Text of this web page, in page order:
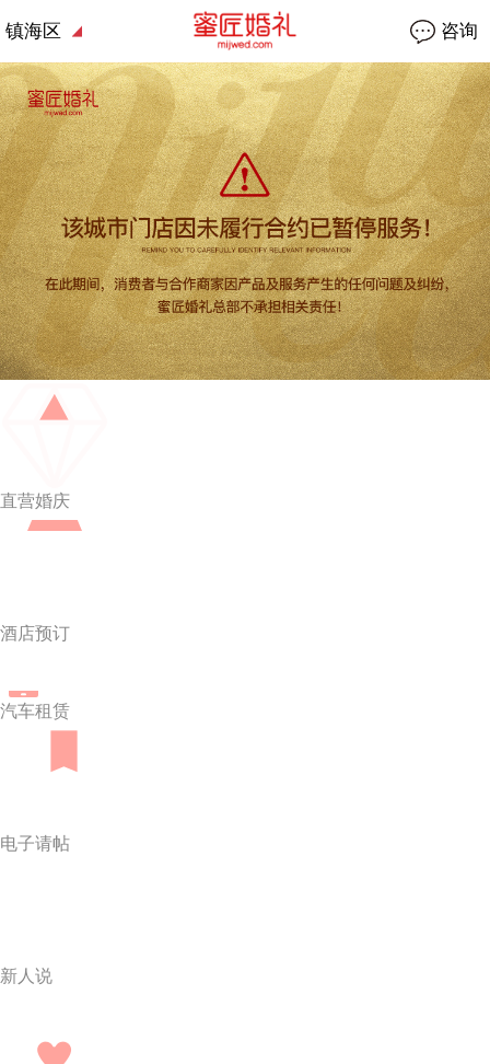
镇海区 咨询
直营婚庆
酒店预订
汽车租赁
电子请帖
新人说